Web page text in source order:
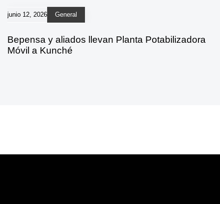
junio 12, 2026 General
Bepensa y aliados llevan Planta Potabilizadora
Móvil a Kunché